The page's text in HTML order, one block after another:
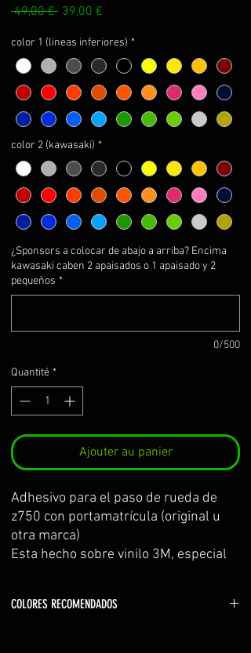
49,00 € Prix
39,00 €
color 1 (lineas inferiores) *
color 2 (kawasaki) *
¿Sponsors a colocar de abajo a arriba? Encima
kawasaki caben 2 apaisados o 1 apaisado y 2
pequeños *
0/500
Quantité *
Ajouter au panier
Adhesivo para el paso de rueda de
z750 con portamatrícula (original u
otra marca)
Esta hecho sobre vinilo 3M, especial
adhesivo de prueba para practicar y
COLORES RECOMENDADOS